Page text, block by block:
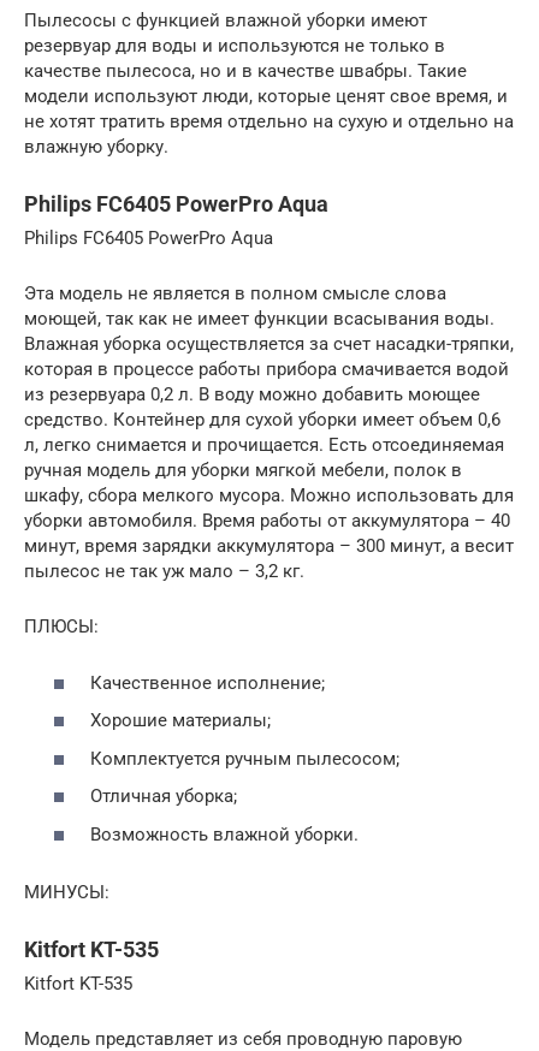
Пылесосы с функцией влажной уборки имеют
резервуар для воды и используются не только в
качестве пылесоса, но и в качестве швабры. Такие
модели используют люди, которые ценят свое время, и
не хотят тратить время отдельно на сухую и отдельно на
влажную уборку.
Philips FC6405 PowerPro Aqua
Philips FC6405 PowerPro Aqua
Эта модель не является в полном смысле слова
моющей, так как не имеет функции всасывания воды.
Влажная уборка осуществляется за счет насадки-тряпки,
которая в процессе работы прибора смачивается водой
из резервуара 0,2 л. В воду можно добавить моющее
средство. Контейнер для сухой уборки имеет объем 0,6
л, легко снимается и прочищается. Есть отсоединяемая
ручная модель для уборки мягкой мебели, полок в
шкафу, сбора мелкого мусора. Можно использовать для
уборки автомобиля. Время работы от аккумулятора – 40
минут, время зарядки аккумулятора – 300 минут, а весит
пылесос не так уж мало – 3,2 кг.
ПЛЮСЫ:
Качественное исполнение;
Хорошие материалы;
Комплектуется ручным пылесосом;
Отличная уборка;
Возможность влажной уборки.
МИНУСЫ:
Kitfort KT-535
Kitfort KT-535
Модель представляет из себя проводную паровую